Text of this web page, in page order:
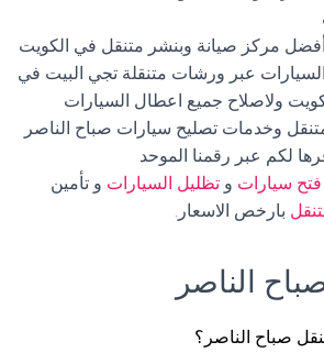
أفضل مركز صيانة وبنشر متنقل في الكويت
عبر ورشات متنقلة تجي البيت في
ولاصلاح جميع اعطال السيارات
وخدمات تصليح سيارات صباح الناصر
لكم عبر رقمنا الموحد
فتح سيارات و تظليل السيارات و تأمين
بارخص الاسعار.
الناصر
صباح الناصر؟